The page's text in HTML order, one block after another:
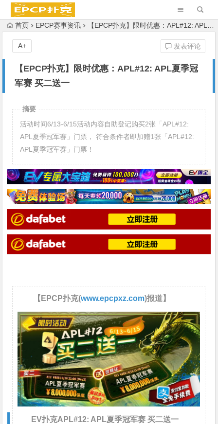
首页 EPCP赛事资讯 【EPCP扑克】限时优惠：APL#12: APL夏季冠军赛 买二送一
【EPCP扑克】限时优惠：APL#12: APL夏季冠
军赛 买二送一
发表评论
A+
摘要
活动时间6/13-6/15活动内容自助登记购买2张「APL#12:
APL夏季冠军赛」门票， 符合条件者即加赠1张「APL#12:
APL夏季冠军赛」门票！
【EPCP扑克(www.epcpxz.com)报道】
EV扑克APL#12: APL夏季冠军赛 买二送一